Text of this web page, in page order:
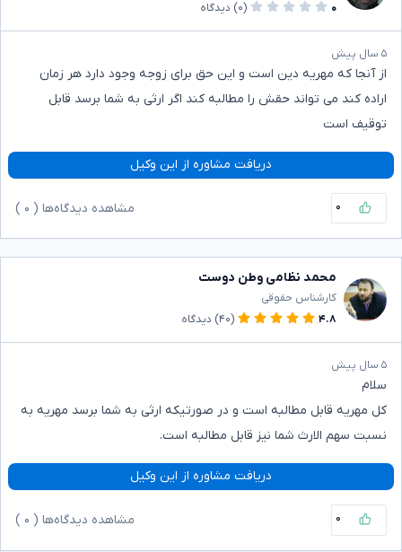
۰
(۰) دیدگاه
۵ سال پیش
از آنجا که مهریه دین است و این حق برای زوجه وجود دارد هر زمان
اراده کند می تواند حقش را مطالبه کند اگر ارثی به شما برسد قابل
توقیف است
دریافت مشاوره از این وکیل
۰ مشاهده دیدگاه‌ها ( ۰
محمد نظامی وطن دوست
کارشناس حقوقی
۴.۸
(۴۰) دیدگاه
۵ سال پیش
سلام
کل مهریه قابل مطالبه است و در صورتیکه ارثی به شما برسد مهریه به
نسبت سهم الارث شما نیز قابل مطالبه است.
دریافت مشاوره از این وکیل
۰ مشاهده دیدگاه‌ها ( ۰